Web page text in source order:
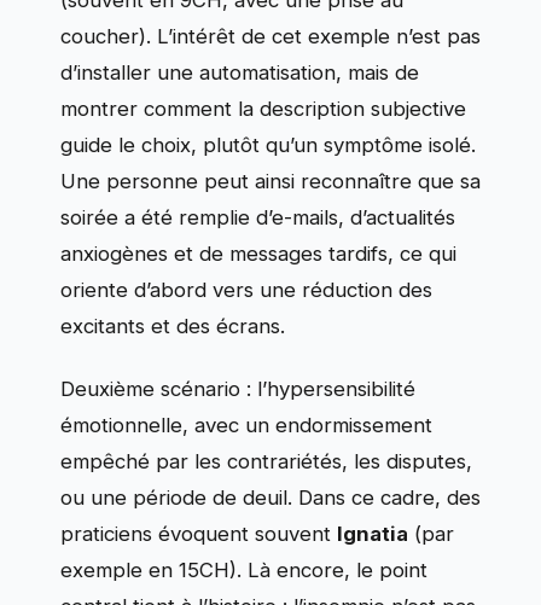
coucher). L’intérêt de cet exemple n’est pas
d’installer une automatisation, mais de
montrer comment la description subjective
guide le choix, plutôt qu’un symptôme isolé.
Une personne peut ainsi reconnaître que sa
soirée a été remplie d’e-mails, d’actualités
anxiogènes et de messages tardifs, ce qui
oriente d’abord vers une réduction des
excitants et des écrans.
Deuxième scénario : l’hypersensibilité
émotionnelle, avec un endormissement
empêché par les contrariétés, les disputes,
ou une période de deuil. Dans ce cadre, des
praticiens évoquent souvent Ignatia (par
exemple en 15CH). Là encore, le point